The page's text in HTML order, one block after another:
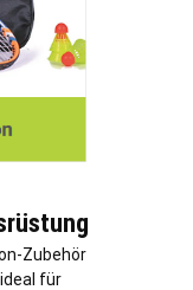
Zubehör
für